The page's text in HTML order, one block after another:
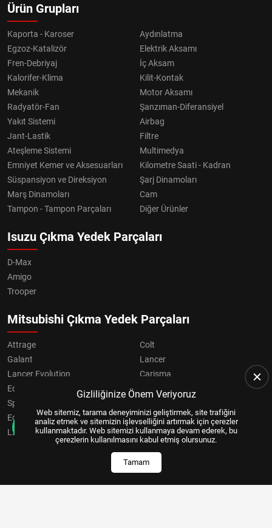
Ürün Grupları
Kaporta - Karoser
Aydınlatma
Egzoz-Katalizör
Elektrik Aksamı
Fren-Debriyaj
İç Aksam
Kalorifer-Klima
Kilit-Kontak
Mekanik
Motor Aksamı
Radyatör-Fan
Şanzıman-Diferansiyel
Yakıt Sistemi
Airbag
Jant-Lastik
Filtre
Ateşleme Sistemi
Multimedya
Emniyet Kemer ve Aksesuarları
Kilometre Saati - Kadran
Süspansiyon ve Direksiyon
Şarj Dinamoları
Marş Dinamoları
Cam
Tampon - Tampon Parçaları
Diğer Ürünler
Isuzu Çıkma Yedek Parçaları
D-Max
Amigo
Trooper
Mitsubishi Çıkma Yedek Parçaları
Attrage
Colt
Galant
Lancer
Lancer Evolution
Carisma
Eclipse
Grandis
Space Star
Eclipse Cross
OUTLANDER
L200
Pajero
Gizliliğinize Önem Veriyoruz
Web sitemiz, tarama deneyiminizi geliştirmek, site trafiğini
analiz etmek ve sitemizin işlevselliğini artırmak için çerezler
kullanmaktadır. Web sitemizi kullanmaya devam ederek, bu
çerezlerin kullanılmasını kabul etmiş olursunuz.
Tamam